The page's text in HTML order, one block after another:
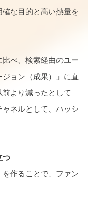
な目的と高い熱量を
べ、検索経由のユー
ョン（成果）」に直
より減ったとして
ネルとして、ハッシ
つ
作ることで、ファン